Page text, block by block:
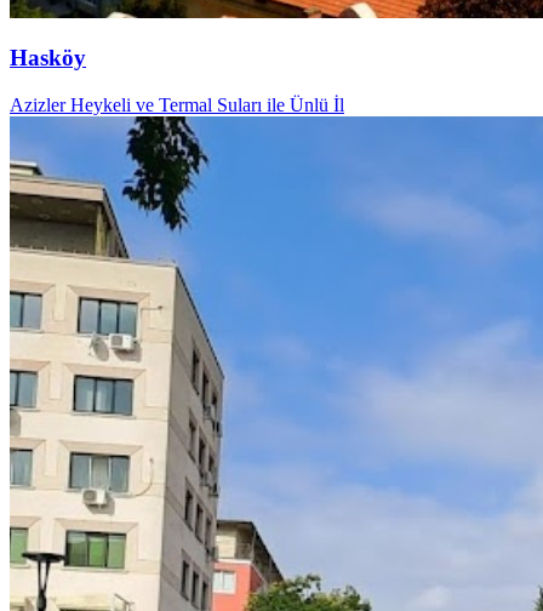
Hasköy
Azizler Heykeli ve Termal Suları ile Ünlü İl